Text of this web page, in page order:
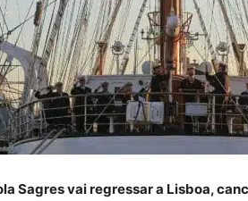
Sagres vai regressar a Lisboa,